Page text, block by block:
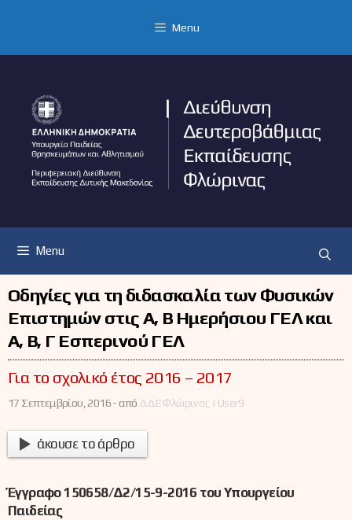
Menu
Menu
Οδηγίες για τη διδασκαλία των Φυσικών
Επιστημών στις Α΄, Β΄ Ημερήσιου ΓΕΛ και
Α΄, Β΄, Γ΄ Εσπερινού ΓΕΛ
Για το σχολικό έτος 2016 – 2017
17 Σεπτεμβρίου, 2016 -από ΔΔΕ Φλώρινας | User9
άκουσε το άρθρο
Έγγραφο 150658/Δ2/15-9-2016 του Υπουργείου
Παιδείας